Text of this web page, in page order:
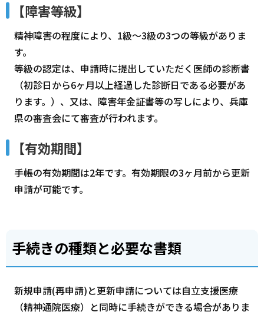
【障害等級】
精神障害の程度により、1級～3級の3つの等級がありま
す。
等級の認定は、申請時に提出していただく医師の診断書
（初診日から6ヶ月以上経過した診断日である必要があ
ります。）、又は、障害年金証書等の写しにより、兵庫
県の審査会にて審査が行われます。
【有効期間】
手帳の有効期間は2年です。有効期限の3ヶ月前から更新
申請が可能です。
手続きの種類と必要な書類
新規申請(再申請)と更新申請については自立支援医療
（精神通院医療）と同時に手続きができる場合がありま